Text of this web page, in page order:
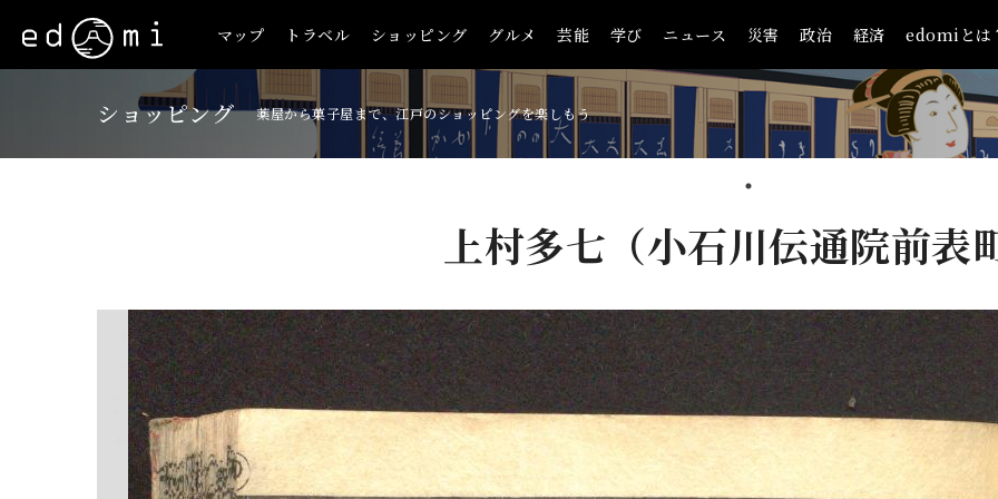
マップ トラベル ショッピング グルメ 芸能 学び ニュース 災害 政治 経済 edomiとは
ショッピング 薬屋から菓子屋まで、江戸のショッピングを楽しもう
上村多七（小石川伝通院前表
+
444/515